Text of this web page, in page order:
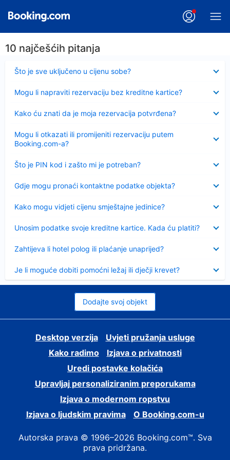
10 najčešćih pitanja
Što je sve uključeno u cijenu sobe?
Sažeto
Mogu li napraviti rezervaciju bez kreditne kartice?
Kako ću znati da je moja rezervacija potvrđena?
Mogu li otkazati ili promijeniti rezervaciju putem
Booking.com-a?
Što je PIN kod i zašto mi je potreban?
Sažeto
Gdje mogu pronaći kontaktne podatke objekta?
Kako mogu vidjeti cijenu smještajne jedinice?
Unosim podatke svoje kreditne kartice. Kada ću platiti?
Zahtijeva li hotel polog ili plaćanje unaprijed?
Je li moguće dobiti pomoćni ležaj ili dječji krevet?
Dodajte svoj objekt
Desktop verzija
Uvjeti pružanja usluge
Kako radimo
Izjava o privatnosti
Uredi postavke kolačića
Upravljaj personaliziranim preporukama
Izjava o modernom ropstvu
Izjava o ljudskim pravima
O Booking.com-u
Autorska prava © 1996–2026 Booking.com™. Sva
prava pridržana.